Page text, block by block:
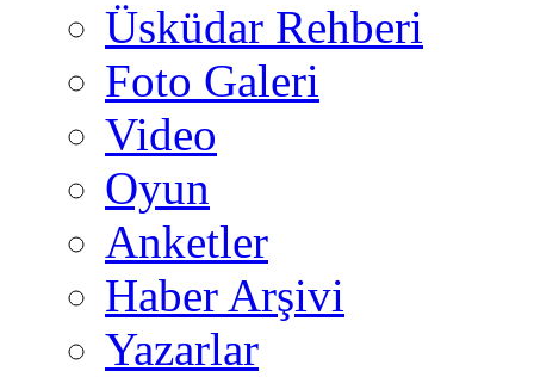
Üsküdar Rehberi
Foto Galeri
Video
Oyun
Anketler
Haber Arşivi
Yazarlar